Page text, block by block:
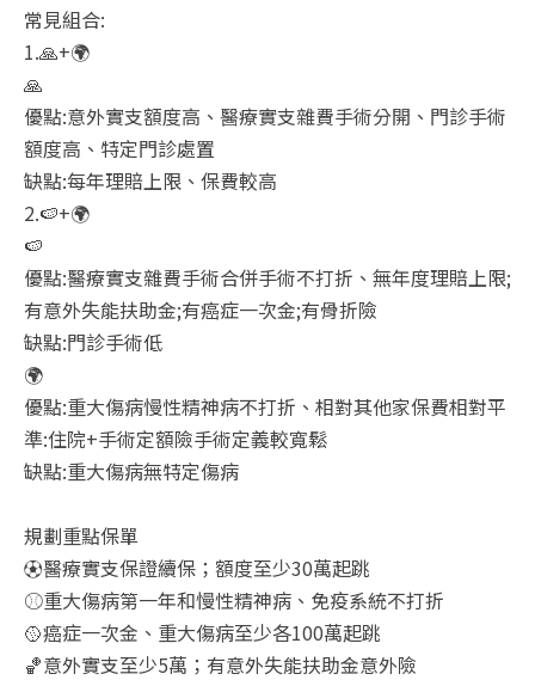
常見組合:
1.🙏+🌍
🙏
優點:意外實支額度高、醫療實支雜費手術分開、門診手術
額度高、特定門診處置
缺點:每年理賠上限、保費較高
2.🍉+🌍
🍉
優點:醫療實支雜費手術合併手術不打折、無年度理賠上限;
有意外失能扶助金;有癌症一次金;有骨折險
缺點:門診手術低
🌍
優點:重大傷病慢性精神病不打折、相對其他家保費相對平
準:住院+手術定額險手術定義較寬鬆
缺點:重大傷病無特定傷病
規劃重點保單
⚽醫療實支保證續保；額度至少30萬起跳
⚾重大傷病第一年和慢性精神病、免疫系統不打折
🥎癌症一次金、重大傷病至少各100萬起跳
🏀意外實支至少5萬；有意外失能扶助金意外險